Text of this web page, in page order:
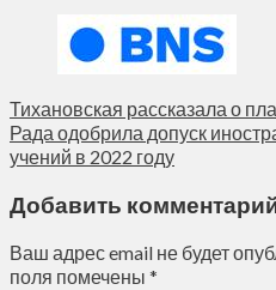
Тихановская рассказала о
Рада одобрила допуск
учений в 2022 году
Добавить
Ваш адрес email не будет
поля помечены *